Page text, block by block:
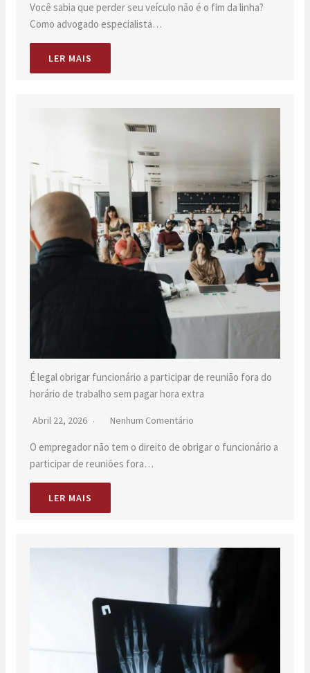
Você sabia que perder seu veículo não é o fim da linha?
Como advogado especialista…
LER MAIS
É legal obrigar funcionário a participar de reunião fora do
horário de trabalho sem pagar hora extra
Abril 22, 2026 Nenhum Comentário
O empregador não tem o direito de obrigar o funcionário a
participar de reuniões fora…
LER MAIS